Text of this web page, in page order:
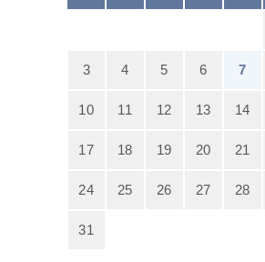
3 4 5 6 7
10 11 12 13 14
17 18 19 20 21
24 25 26 27 28
31